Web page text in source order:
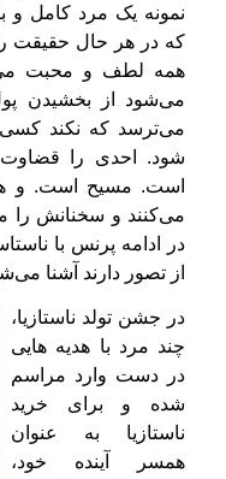
نمونه یک مرد کامل و
که در هر حال حقیقت
همه لطف و محبت
می‌شود از بخشیدن
می‌ترسد که نکند کسی
شود. احدی را
است. مسیح است. و
می‌کنند و سخنانش را
در ادامه پرنس با
از تصور دارند آشنا
در جشن تولد ناستازیا،
چند مرد با هدیه هایی
در دست وارد مراسم
شده و برای خرید
ناستازیا به عنوان
همسر آینده خود،